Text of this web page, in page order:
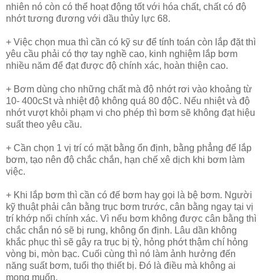
nhiên nó còn có thể hoạt động tốt với hóa chất, chất có độ
nhớt tương đương với dầu thủy lực 68.
+ Việc chọn mua thì cần có kỹ sư để tính toán còn lắp đặt thì
yêu cầu phải có thợ tay nghề cao, kinh nghiệm lắp bơm
nhiều năm để đạt được độ chính xác, hoàn thiện cao.
+ Bơm dùng cho những chất mà độ nhớt rơi vào khoảng từ
10- 400cSt và nhiệt độ không quá 80 độC. Nếu nhiệt và độ
nhớt vượt khỏi phạm vi cho phép thì bơm sẽ không đạt hiệu
suất theo yêu cầu.
+ Cần chọn 1 vị trí có mặt bằng ổn định, bằng phẳng để lắp
bơm, tạo nên độ chắc chắn, hạn chế xê dịch khi bơm làm
việc.
+ Khi lắp bơm thì cần có đế bơm hay gọi là bệ bơm. Người
kỹ thuật phải cân bằng trục bơm trước, cân bằng ngay tại vị
trí khớp nối chính xác. Vì nếu bơm không được cân bằng thì
chắc chắn nó sẽ bị rung, không ổn định. Lâu dần không
khắc phục thì sẽ gây ra trục bị tỳ, hỏng phớt thậm chí hỏng
vòng bi, mòn bạc. Cuối cùng thì nó làm ảnh hưởng đến
năng suất bơm, tuổi thọ thiết bị. Đó là điều mà không ai
mong muốn.